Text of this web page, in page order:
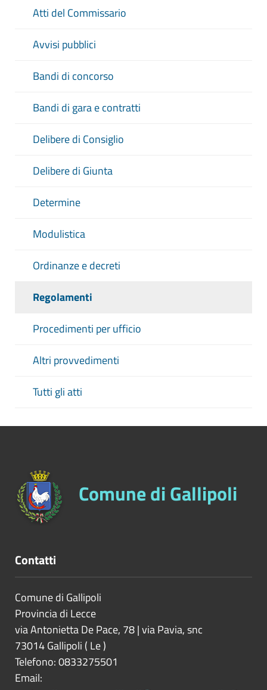
Atti del Commissario
Avvisi pubblici
Bandi di concorso
Bandi di gara e contratti
Delibere di Consiglio
Delibere di Giunta
Determine
Modulistica
Ordinanze e decreti
Regolamenti
Procedimenti per ufficio
Altri provvedimenti
Tutti gli atti
Comune di Gallipoli
Contatti
Comune di Gallipoli
Provincia di Lecce
via Antonietta De Pace, 78 | via Pavia, snc
73014Gallipoli ( Le)
Telefono: 0833275501
Email: